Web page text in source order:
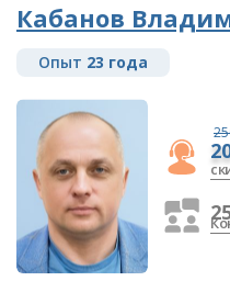
Кабанов
Опыт 23 года